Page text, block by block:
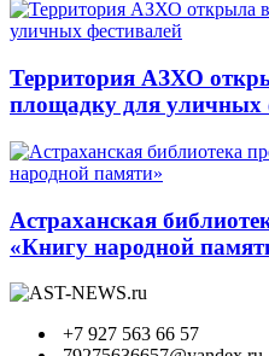
Территория АЗХО
площадку для уличных
Астраханская
«Книгу народной
+7 927 563 66 57